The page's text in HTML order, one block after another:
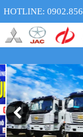
HOTLINE: